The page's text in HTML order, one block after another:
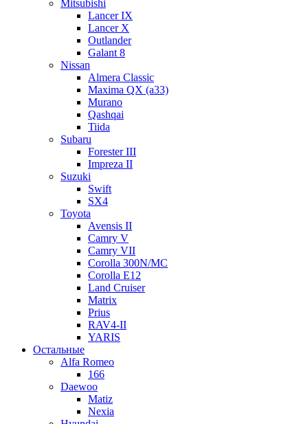
Mitsubishi
Lancer IX
Lancer X
Outlander
Galant 8
Nissan
Almera Classic
Maxima QX (a33)
Murano
Qashqai
Tiida
Subaru
Forester III
Impreza II
Suzuki
Swift
SX4
Toyota
Avensis II
Camry V
Camry VII
Corolla 300N/MC
Corolla E12
Land Cruiser
Matrix
Prius
RAV4-II
YARIS
Остальные
Alfa Romeo
166
Daewoo
Matiz
Nexia